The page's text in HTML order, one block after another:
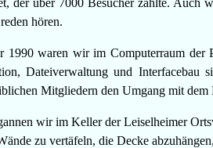
der über 7000 Besucher zählte. Auch
hören.
1990 waren wir im Computerraum der
Dateiverwaltung und Interfacebau
Mitgliedern den Umgang mit dem
wir im Keller der Leiselheimer
zu vertäfeln, die Decke